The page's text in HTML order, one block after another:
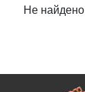
Не найдено